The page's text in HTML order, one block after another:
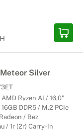
Silver
Ryzen AI / 16,0"
DDR5 / M.2 PCIe
/ Bez
/ 1r (2r) Carry-In